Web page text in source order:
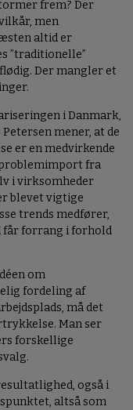
frem? Der
men
altid er
”traditionelle”
Der mangler et
i Danmark,
mener, at de
er en medvirkende
fra
i virksomheder
blevet vigtige
trends medfører,
får forrang i forhold
om
fordeling af
må det
Man ser
forskellige
også i
altså som